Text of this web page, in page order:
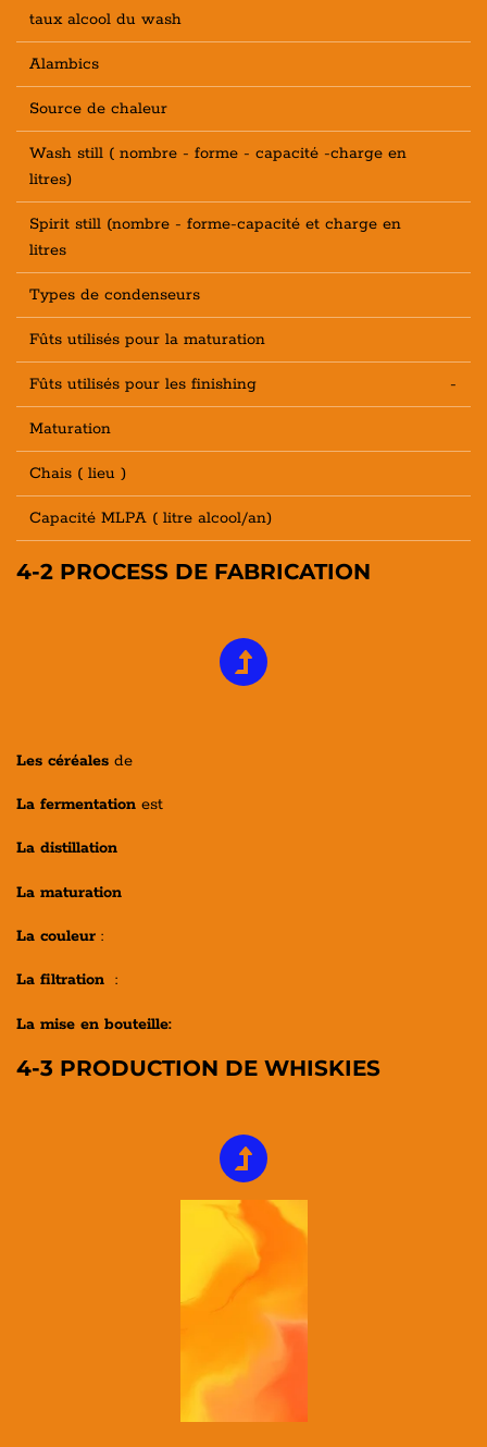
taux alcool du wash
Alambics
Source de chaleur
Wash still ( nombre - forme - capacité -charge en
litres)
Spirit still (nombre - forme-capacité et charge en
litres
Types de condenseurs
Fûts utilisés pour la maturation
Fûts utilisés pour les finishing -
Maturation
Chais ( lieu )
Capacité MLPA ( litre alcool/an)
4-2 PROCESS DE FABRICATION
Les céréales de
La fermentation est
La distillation
La maturation
La couleur :
La filtration :
La mise en bouteille:
4-3 PRODUCTION DE WHISKIES